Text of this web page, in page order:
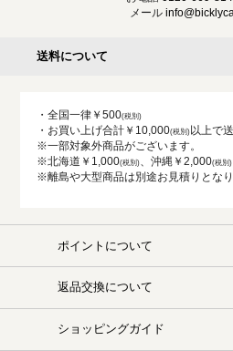
メール
送料について
・全国一律￥500
・お買い上げ合計￥10,000
以上で
※一部対象外商品がございます。
※北海道￥1,000
、沖縄￥2,000
※離島や大型商品は別途お見積りとなり
ポイントについて
返品交換について
ショッピングガイド